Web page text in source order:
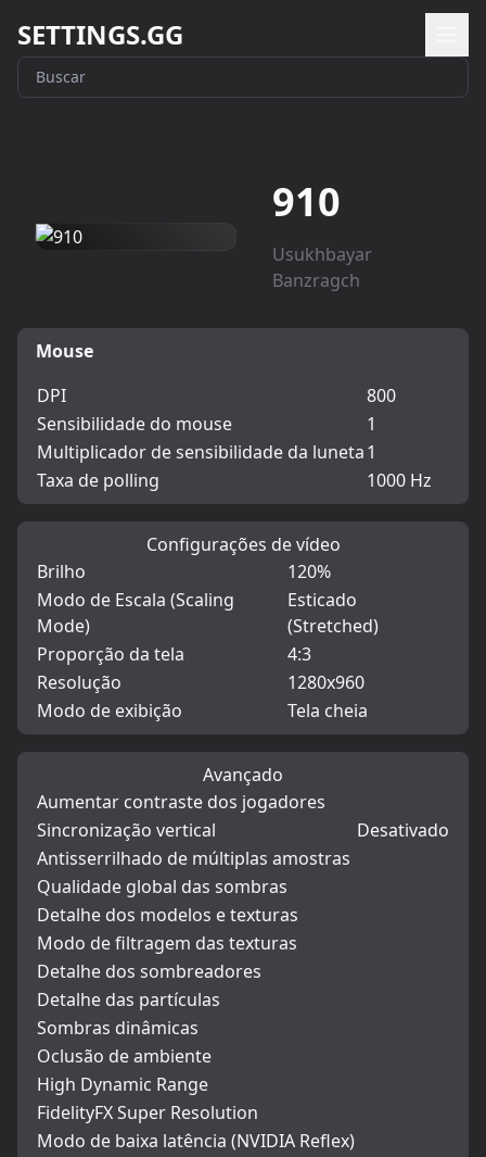
SETTINGS.GG
910
Usukhbayar
Banzragch
Mouse
DPI
800
Sensibilidade do mouse
1
Multiplicador de sensibilidade da luneta1
Taxa de polling
1000 Hz
Configurações de vídeo
Brilho
120%
Modo de Escala (Scaling
Mode)
Esticado
(Stretched)
Proporção da tela
4:3
Resolução
1280x960
Modo de exibição
Tela cheia
Avançado
Aumentar contraste dos jogadores
Sincronização vertical
Desativado
Antisserrilhado de múltiplas amostras
Qualidade global das sombras
Detalhe dos modelos e texturas
Modo de filtragem das texturas
Detalhe dos sombreadores
Detalhe das partículas
Sombras dinâmicas
Oclusão de ambiente
High Dynamic Range
FidelityFX Super Resolution
Modo de baixa latência (NVIDIA Reflex)